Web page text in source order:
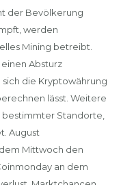
der Bevölkerung
werden
Mining betreibt.
Absturz
die Kryptowährung
lässt. Weitere
Standorte,
August
Mittwoch den
an dem